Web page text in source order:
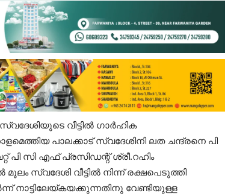
വീട്ടിൽ ഗാർഹിക
പാലക്കാട് സ്വദേശിനി ലത ചന്ദ്രനെ പി
സി എഫ് പ്രസിഡന്റ്‌ ശ്രീ.റഹിം
സ്വദേശി വീട്ടിൽ നിന്ന് രക്ഷപെടുത്തി
നാട്ടിലേയ്കയക്കുന്നതിനു വേണ്ടിയുള്ള